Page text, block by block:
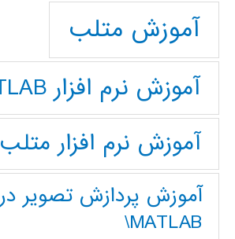
آموزش متلب
آموزش نرم افزار MATLAB
آموزش نرم افزار متلب
آموزش پردازش تصوير در
MATLAB\